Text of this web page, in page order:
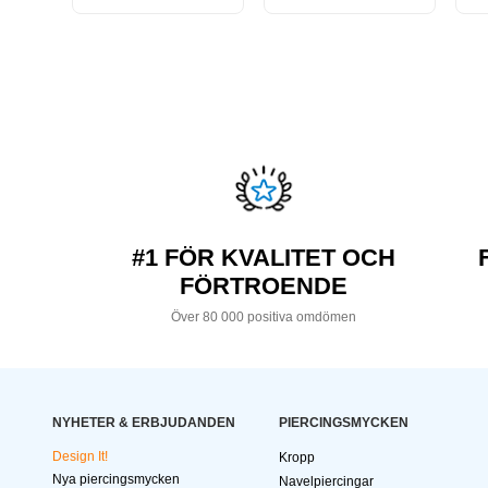
#1 FÖR KVALITET OCH
FÖRTROENDE
Över 80 000 positiva omdömen
NYHETER & ERBJUDANDEN
Design It!
Nya piercingsmycken
PIERCINGSMYCKEN
Kropp
Navelpiercingar